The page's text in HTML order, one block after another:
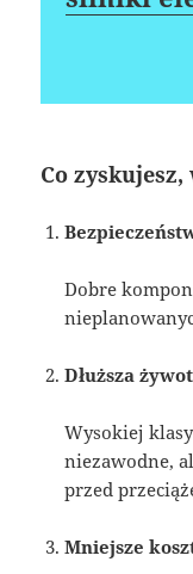
Co
Dobre
Dłuższa
Wysokiej
niezawodne,
przed
Mniejsze